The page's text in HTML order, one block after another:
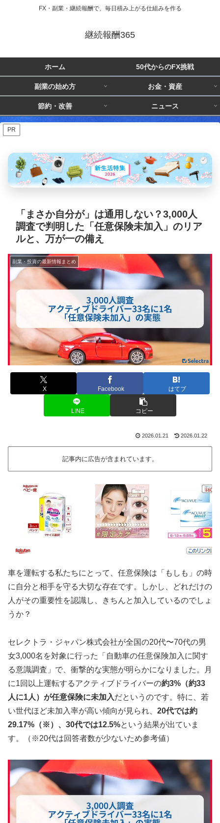
FX・副業・継続報酬で、毎日積み上がる仕組みを作る
継続報酬365
ホーム 50代からのFX挑戦
副業の始め方 お金・資産
節約・改善 ニュース
PR
「まさか自分が」は通用しない？3,000人
調査で判明した「任意保険未加入」のリア
ルと、万が一の備え
副業・投資の最新情報まとめ
X Facebook はてブ
LINE コピー
2026.01.21 2026.01.22
記事内に広告が含まれています。
車を運転する私たちにとって、任意保険は「もしも」の時
に自分と相手を守る大切な存在です。しかし、どれだけの
人がその重要性を認識し、きちんと加入しているのでしょ
うか？
セレクトラ・ジャパン株式会社が全国の20代〜70代の男
女3,000名を対象に行った「自動車の任意保険加入に関す
る意識調査」で、衝撃的な実態が明らかになりました。月
に1回以上運転するアクティブドライバーの約3%（約33
人に1人）が任意保険に未加入だというのです。特に、若
い世代ほど未加入率が高い傾向が見られ、 20代では約
29.17%（※）、30代では12.5%という結果が出ていま
す。（※20代は回答者数が少ないため参考値）